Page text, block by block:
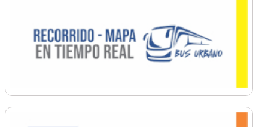
Ordenamiento
Promoción Social
Salud
Secretaría General